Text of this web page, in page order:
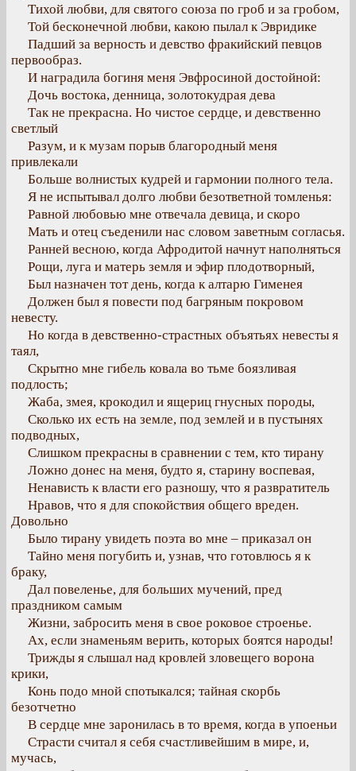
Тихой любви, для святого союза по гроб и за гробом,
Той бесконечной любви, какою пылал к Эвридике
Падший за верность и девство фракийский певцов
первообраз.
И наградила богиня меня Эвфросиной достойной:
Дочь востока, денница, золотокудрая дева
Так не прекрасна. Но чистое сердце, и девственно
светлый
Разум, и к музам порыв благородный меня
привлекали
Больше волнистых кудрей и гармонии полного тела.
Я не испытывал долго любви безответной томленья:
Равной любовью мне отвечала девица, и скоро
Мать и отец съеденили нас словом заветным согласья.
Ранней весною, когда Афродитой начнут наполняться
Рощи, луга и матерь земля и эфир плодотворный,
Был назначен тот день, когда к алтарю Гименея
Должен был я повести под багряным покровом
невесту.
Но когда в девственно-страстных объятьях невесты я
таял,
Скрытно мне гибель ковала во тьме боязливая
подлость;
Жаба, змея, крокодил и ящериц гнусных породы,
Сколько их есть на земле, под землей и в пустынях
подводных,
Слишком прекрасны в сравнении с тем, кто тирану
Ложно донес на меня, будто я, старину воспевая,
Ненависть к власти его разношу, что я развратитель
Нравов, что я для спокойствия общего вреден.
Довольно
Было тирану увидеть поэта во мне – приказал он
Тайно меня погубить и, узнав, что готовлюсь я к
браку,
Дал повеленье, для больших мучений, пред
праздником самым
Жизни, забросить меня в свое роковое строенье.
Ах, если знаменьям верить, которых боятся народы!
Трижды я слышал над кровлей зловещего ворона
крики,
Конь подо мной спотыкался; тайная скорбь
безотчетно
В сердце мне заронилась в то время, когда в упоеньи
Страсти считал я себя счастливейшим в мире, и,
мучась,